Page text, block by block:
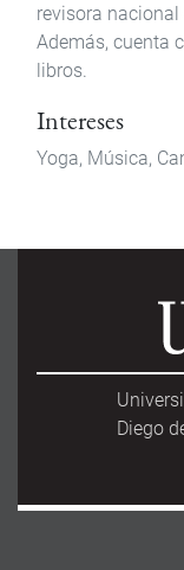
revisora
Además, cuenta
libros.
Intereses
Yoga, Música,
Diego